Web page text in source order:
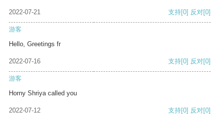
2022-07-21 支持[0] 反对[0]
游客
Hello, Greetings fr
2022-07-16 支持[0] 反对[0]
游客
Horny Shriya called you
2022-07-12 支持[0] 反对[0]